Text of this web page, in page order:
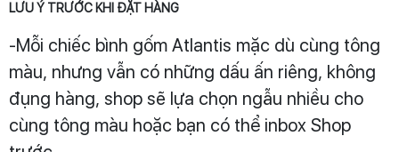
LƯU Ý TRƯỚC KHI ĐẶT HÀNG
-Mỗi chiếc bình gốm Atlantis mặc dù cùng tông
màu, nhưng vẫn có những dấu ấn riêng, không
đụng hàng, shop sẽ lựa chọn ngẫu nhiều cho
cùng tông màu hoặc bạn có thể inbox Shop